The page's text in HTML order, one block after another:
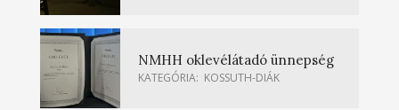
NMHH oklevélátadó ünnepség
KATEGÓRIA: KOSSUTH-DIÁK